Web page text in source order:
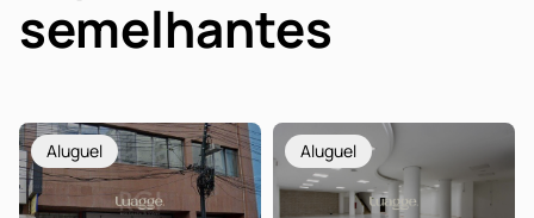
semelhantes
Aluguel Aluguel